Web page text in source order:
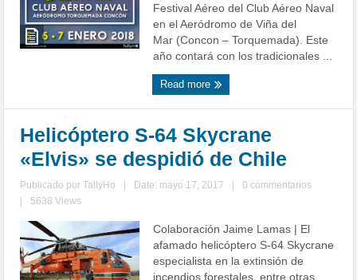
Festival Aéreo del Club Aéreo Naval
en el Aeródromo de Viña del
Mar (Concon – Torquemada). Este
año contará con los tradicionales ...
Read more
Helicóptero S-64 Skycrane
«Elvis» se despidió de Chile
Publicado porTallyHo Date: mayo 17, 2017
0 commentarios
5638 Views
Colaboración Jaime Lamas | El
afamado helicóptero S-64 Skycrane
especialista en la extinsión de
incendios forestales, entre otras